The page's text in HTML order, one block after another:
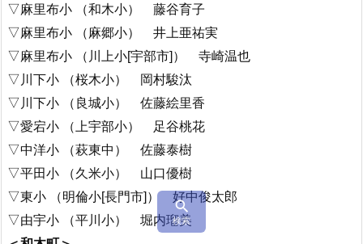
▽麻里布小 （和木小） 藤谷育子
▽麻里布小 （麻郷小） 井上亜祐実
▽麻里布小 （川上小[宇部市]） 寺崎温也
▽川下小 （桜木小） 岡村駿汰
▽川下小 （良城小） 佐藤絵里香
▽愛宕小 （上宇部小） 足谷桃花
▽中洋小 （萩東中） 佐藤泰樹
▽平田小 （久米小） 山口優樹
▽東小 （明倫小[長門市]） 好中俊太郎
▽由宇小 （平川小） 堀内瑠美

検索